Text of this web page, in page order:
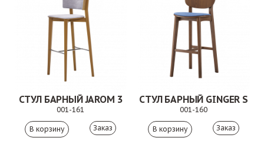
СТУЛ БАРНЫЙ JAROM 3
001-161
Заказ
СТУЛ БАРНЫЙ GINGER S
001-160
Заказ